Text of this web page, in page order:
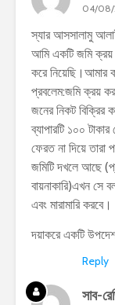
04/08/
স্যার আসসালামু
আমি একটি জমি ক্রয়
করে
প্রবলেম:জমি ক্রয়
জনের নিকট বিক্রির
ব্যাপারটি ১০০
ফেরত না দিয়ে তারা
জমিটি দখলে আছে
বায়নাকারি)এখন সে
এবং মারামারি করবে।
দয়াকরে একটি
Reply
সাব-